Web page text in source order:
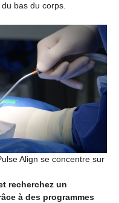
bas du corps.
Align se concentre sur
recherchez un
à des programmes